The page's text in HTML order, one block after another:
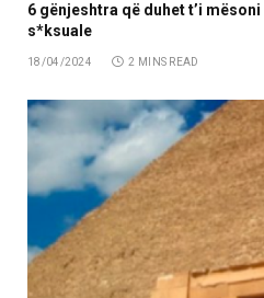
6 gënjeshtra që duhet t’i
s*ksuale
18/04/2024 2 MINS READ